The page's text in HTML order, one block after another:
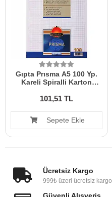
Gıpta Prısma A5 100 Yp.
Kareli Spiralli Karton
101,51 TL
Sepete Ekle
Ücretsiz Kargo
999₺ üzeri ücretsiz kargo